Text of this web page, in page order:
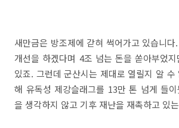
새만금은 방조제에 갇혀 썩어가고 있습니
개선을 하겠다며 4조 넘는 돈을 쏟아부었
있죠. 그런데 군산시는 제대로 열릴지 알 수
해 유독성 제강슬래그를 13만 톤 넘게 들
을 생각하지 않고 기후 재난을 재촉하고 있